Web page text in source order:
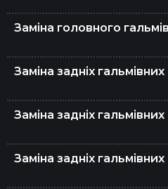
Заміна головного
Заміна задніх
Заміна задніх
Заміна задніх